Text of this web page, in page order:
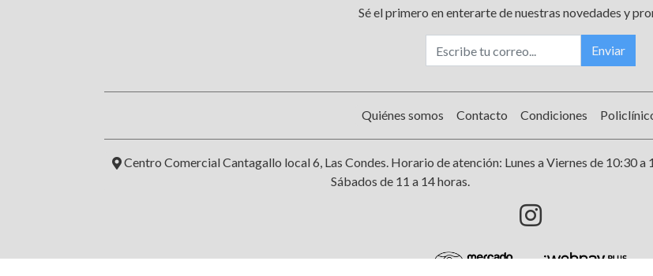
Sé el primero en enterarte de nuestras novedades y
Enviar
Quiénes somos Contacto Condiciones
Centro Comercial Cantagallo local 6, Las Condes. Horario de atención: Lunes a Viernes de 10:30 a
Sábados de 11 a 14 horas.